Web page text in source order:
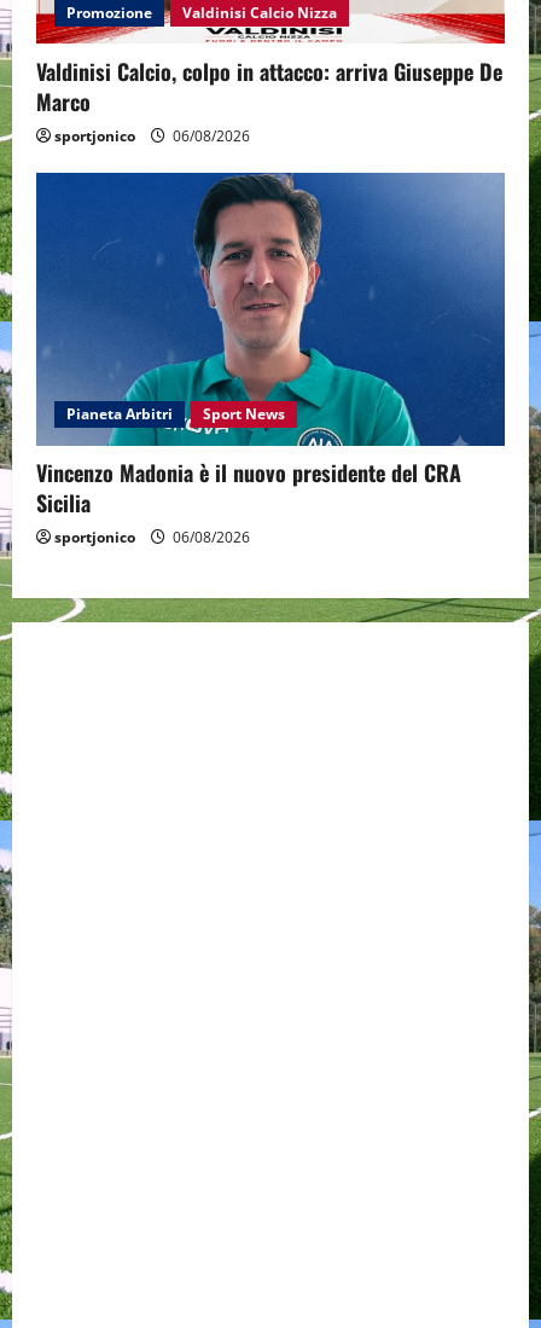
Promozione Valdinisi Calcio Nizza
Valdinisi Calcio, colpo in attacco: arriva Giuseppe De
Marco
sportjonico 06/08/2026
Pianeta Arbitri Sport News
Vincenzo Madonia è il nuovo presidente del CRA
Sicilia
sportjonico 06/08/2026